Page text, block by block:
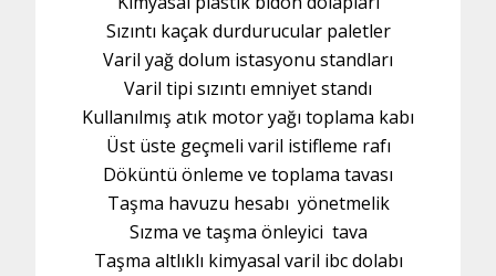
Sızıntı kaçak durdurucular paletler
Varil yağ dolum istasyonu standları
Varil tipi sızıntı emniyet standı
Kullanılmış atık motor yağı toplama kabı
Üst üste geçmeli varil istifleme rafı
Döküntü önleme ve toplama tavası
Taşma havuzu hesabı yönetmelik
Sızma ve taşma önleyici tava
Taşma altlıklı kimyasal varil ibc dolabı